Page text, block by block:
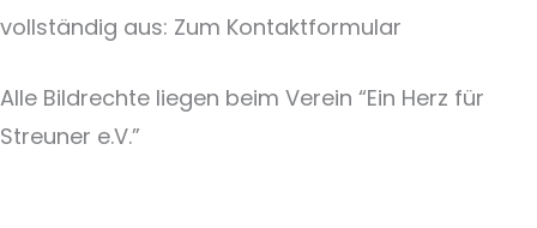
vollständig aus: Zum Kontaktformular
Alle Bildrechte liegen beim Verein “Ein Herz für
Streuner e.V.”